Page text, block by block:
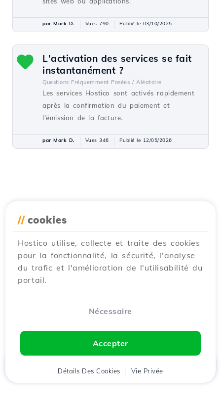
par Mark D. Vues 790 Publié le 03/10/2025
L'activation des services se fait
instantanément ?
Questions Fréquemment Posées / Aléatoire
Les services Hostico sont activés rapidement
après la confirmation du paiement et
l'émission de la facture.
par Mark D. Vues 346 Publié le 12/05/2026
// cookies
Hostico utilise, collecte et traite des cookies
pour la fonctionnalité, la sécurité, l'analyse
du trafic et l'amélioration de l'utilisabilité du
portail.
Nécessaire
Accepter
Détails Des Cookies Vie Privée
Client Panier Chat